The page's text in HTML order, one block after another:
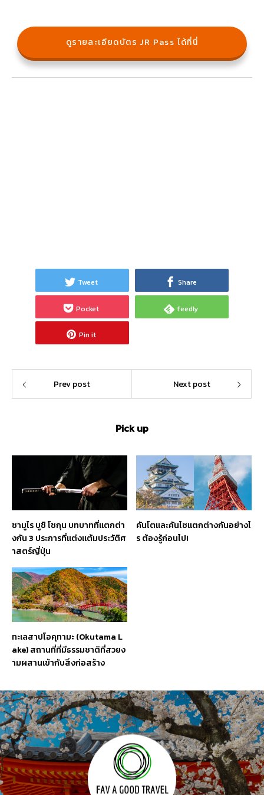
ดูรายละเอียดบัตร JR Pass ได้ที่นี่
Tweet Share
Pocket feedly
Pin it
Prev post Next post
Pick up
ซามูไร บูชิ โชกุน บทบาทที่แตกต่า
งกัน 3 ประการที่แต่งแต้มประวัติศ
าสตร์ญี่ปุ่น
คันโตและคันไซแตกต่างกันอย่างไ
ร ต้องรู้ก่อนไป!
ทะเลสาปโอคุทามะ (Okutama L
ake) สถานที่ที่มีธรรมชาติที่สวยง
ามผสานเข้ากับสิ่งก่อสร้าง